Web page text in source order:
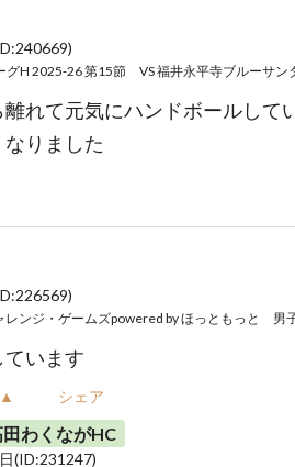
H 2025‐26 第15節 VS 福井永平寺ブルーサン
れて元気にハンドボールして
りました
レンジ・ゲームズpowered by ほっともっと 男
います
シェア
わくながHC
(ID:231247)